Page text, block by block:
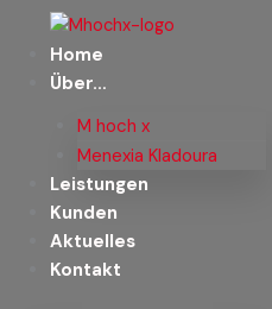
springen
Home
Über…
M hoch x
Menexia Kladoura
Leistungen
Kunden
Aktuelles
Kontakt